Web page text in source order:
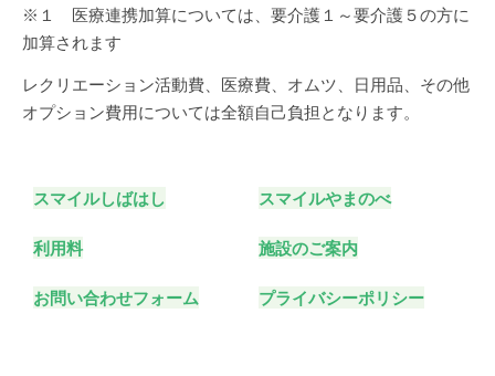
※１ 医療連携加算については、要介護１～要介護５の方に
加算されます
レクリエーション活動費、医療費、オムツ、日用品、その他
オプション費用については全額自己負担となります。
スマイルしばはし スマイルやまのべ
利用料 施設のご案内
お問い合わせフォーム プライバシーポリシー